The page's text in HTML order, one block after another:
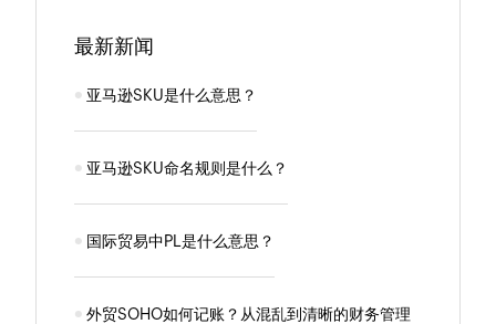
最新新闻
亚马逊SKU是什么意思？
亚马逊SKU命名规则是什么？
国际贸易中PL是什么意思？
外贸SOHO如何记账？从混乱到清晰的财务管理